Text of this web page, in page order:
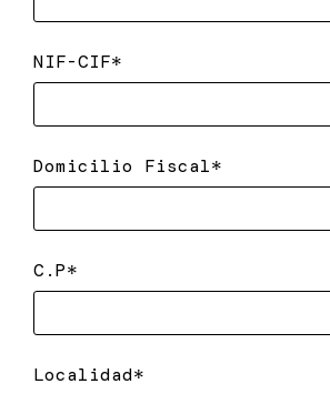
NIF-CIF*
Domicilio Fiscal*
C.P*
Localidad*